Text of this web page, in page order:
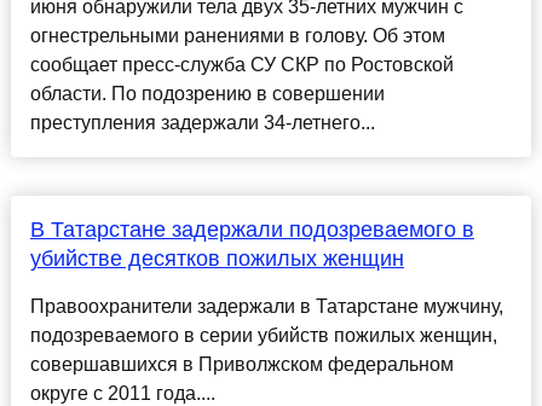
июня обнаружили тела двух 35-летних мужчин с
огнестрельными ранениями в голову. Об этом
сообщает пресс-служба СУ СКР по Ростовской
области. По подозрению в совершении
преступления задержали 34-летнего...
В Татарстане задержали подозреваемого в
убийстве десятков пожилых женщин
Правоохранители задержали в Татарстане мужчину,
подозреваемого в серии убийств пожилых женщин,
совершавшихся в Приволжском федеральном
округе с 2011 года....